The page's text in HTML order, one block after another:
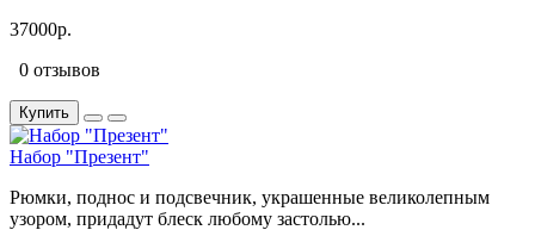
37000р.
0 отзывов
Купить
Набор "Презент"
Рюмки, поднос и подсвечник, украшенные великолепным
узором, придадут блеск любому застолью...